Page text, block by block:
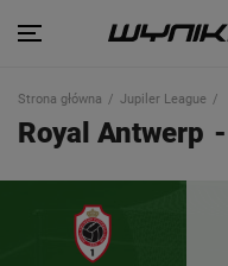
Strona główna Jupiler League
Royal Antwerp -